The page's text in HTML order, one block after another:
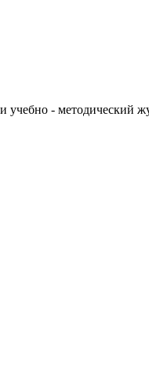
- методический